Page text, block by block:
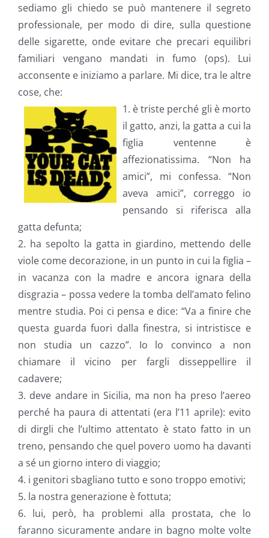
sediamo gli chiedo se può mantenere il segreto
professionale, per modo di dire, sulla questione
delle sigarette, onde evitare che precari equilibri
familiari vengano mandati in fumo (ops). Lui
acconsente e iniziamo a parlare. Mi dice, tra le altre
cose, che:
1. è triste perché gli è morto
il gatto, anzi, la gatta a cui la
figlia ventenne è
affezionatissima. “Non ha
amici”, mi confessa. “Non
aveva amici”, correggo io
pensando si riferisca alla
gatta defunta;
2. ha sepolto la gatta in giardino, mettendo delle
viole come decorazione, in un punto in cui la figlia –
in vacanza con la madre e ancora ignara della
disgrazia – possa vedere la tomba dell’amato felino
mentre studia. Poi ci pensa e dice: “Va a finire che
questa guarda fuori dalla finestra, si intristisce e
non studia un cazzo”. Io lo convinco a non
chiamare il vicino per fargli disseppellire il
cadavere;
3. deve andare in Sicilia, ma non ha preso l’aereo
perché ha paura di attentati (era l’11 aprile): evito
di dirgli che l’ultimo attentato è stato fatto in un
treno, pensando che quel povero uomo ha davanti
a sé un giorno intero di viaggio;
4. i genitori sbagliano tutto e sono troppo emotivi;
5. la nostra generazione è fottuta;
6. lui, però, ha problemi alla prostata, che lo
faranno sicuramente andare in bagno molte volte